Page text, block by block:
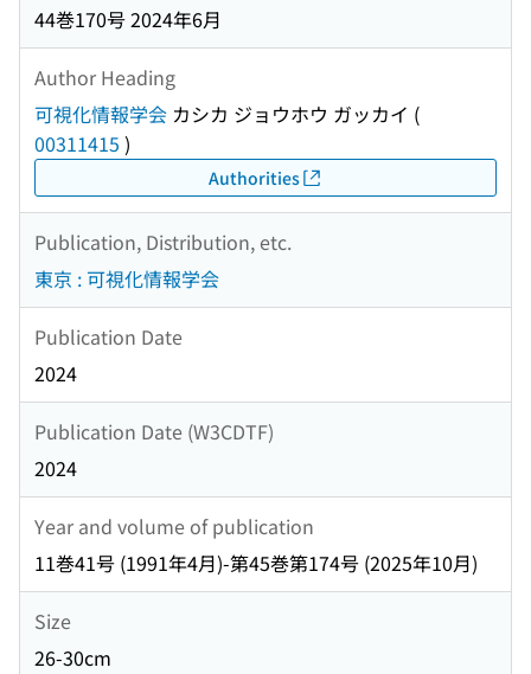
44巻170号 2024年6月
Author Heading
可視化情報学会 カシカ ジョウホウ ガッカイ (
00311415 )
Authorities
Publication, Distribution, etc.
東京 : 可視化情報学会
Publication Date
2024
Publication Date (W3CDTF)
2024
Year and volume of publication
11巻41号 (1991年4月)-第45巻第174号 (2025年10月)
Size
26-30cm